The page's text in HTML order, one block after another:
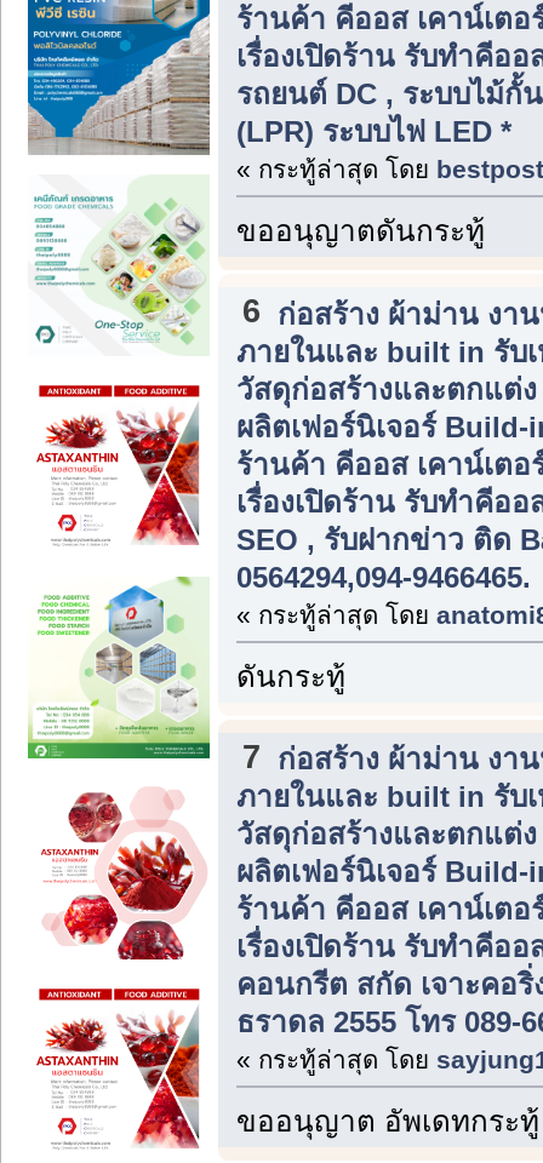
ร้านค้า คีออส เคาน์เตอ
เรื่องเปิดร้าน รับทำคีออ
รถยนต์ DC , ระบบไม้กั้
(LPR) ระบบไฟ LED *
« กระทู้ล่าสุด โดย
ขออนุญาตดันกระทู้
6 ก่อสร้าง ผ้าม่าน งา
ภายในและ built in รับ
วัสดุก่อสร้างและตกแต่
ผลิตเฟอร์นิเจอร์
ร้านค้า คีออส เคาน์เตอ
เรื่องเปิดร้าน รับทำคีออ
SEO , รับฝากข่าว ติด
0564294,094-9466465.
« กระทู้ล่าสุด โดย
ดันกระทู้
7 ก่อสร้าง ผ้าม่าน งา
ภายในและ built in รับ
วัสดุก่อสร้างและตกแต่
ผลิตเฟอร์นิเจอร์
ร้านค้า คีออส เคาน์เตอ
เรื่องเปิดร้าน รับทำคีออ
คอนกรีต สกัด เจาะคอ
ธราดล 2555 โทร 089-
« กระทู้ล่าสุด โดย
ขออนุญาต อัพเดทกระทู้